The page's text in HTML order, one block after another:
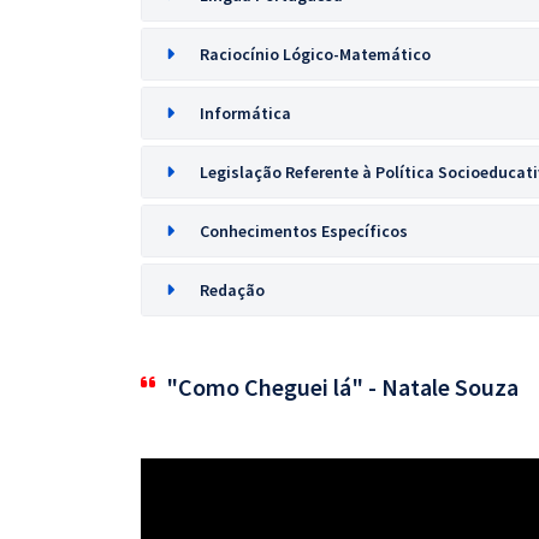
Raciocínio Lógico-Matemático
Informática
Legislação Referente à Política
Conhecimentos Específicos
Redação
"Como Cheguei lá" - Natale Souza